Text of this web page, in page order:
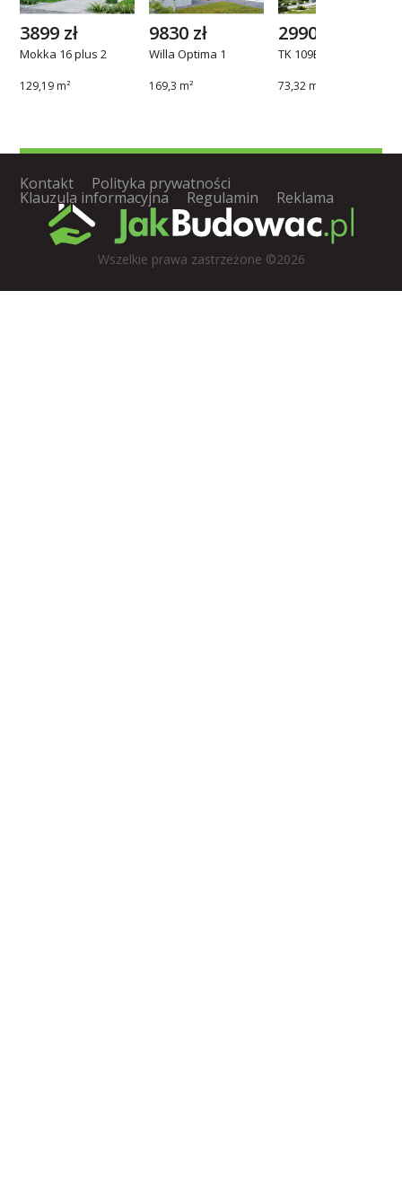
Mokka 16 plus 2
129,19 m²
3899 zł
Willa Optima 1
169,3 m²
9830 zł
TK 109B
73,32 m²
2990 zł
Kontakt Polityka prywatności
Klauzula informacyjna Regulamin Reklama
Wszelkie prawa zastrzeżone ©2026